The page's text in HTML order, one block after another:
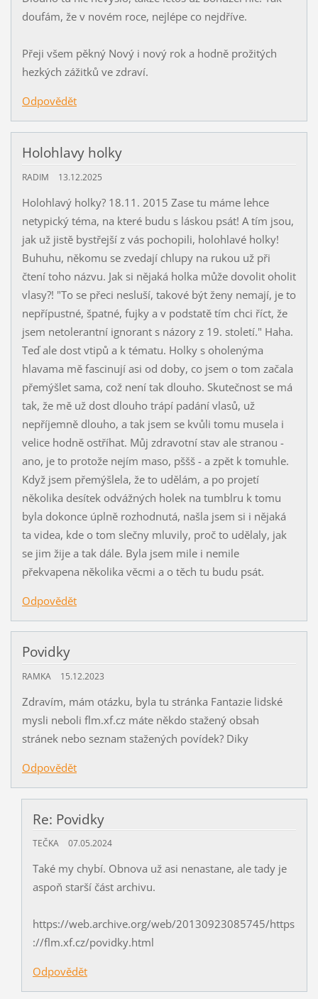
doufám, že v novém roce, nejlépe co nejdříve.
Přeji všem pěkný Nový i nový rok a hodně prožitých
hezkých zážitků ve zdraví.
Odpovědět
Holohlavy holky
RADIM 13.12.2025
Holohlavý holky? 18.11. 2015 Zase tu máme lehce
netypický téma, na které budu s láskou psát! A tím jsou,
jak už jistě bystřejší z vás pochopili, holohlavé holky!
Buhuhu, někomu se zvedají chlupy na rukou už při
čtení toho názvu. Jak si nějaká holka může dovolit oholit
vlasy?! "To se přeci nesluší, takové být ženy nemají, je to
nepřípustné, špatné, fujky a v podstatě tím chci říct, že
jsem netolerantní ignorant s názory z 19. století." Haha.
Teď ale dost vtipů a k tématu. Holky s oholenýma
hlavama mě fascinují asi od doby, co jsem o tom začala
přemýšlet sama, což není tak dlouho. Skutečnost se má
tak, že mě už dost dlouho trápí padání vlasů, už
nepříjemně dlouho, a tak jsem se kvůli tomu musela i
velice hodně ostříhat. Můj zdravotní stav ale stranou -
ano, je to protože nejím maso, pššš - a zpět k tomuhle.
Když jsem přemýšlela, že to udělám, a po projetí
několika desítek odvážných holek na tumblru k tomu
byla dokonce úplně rozhodnutá, našla jsem si i nějaká
ta videa, kde o tom slečny mluvily, proč to udělaly, jak
se jim žije a tak dále. Byla jsem mile i nemile
překvapena několika věcmi a o těch tu budu psát.
Odpovědět
Povidky
RAMKA 15.12.2023
Zdravím, mám otázku, byla tu stránka Fantazie lidské
mysli neboli flm.xf.cz máte někdo stažený obsah
stránek nebo seznam stažených povídek? Diky
Odpovědět
Re: Povidky
TEČKA 07.05.2024
Také my chybí. Obnova už asi nenastane, ale tady je
aspoň starší část archivu.
https://web.archive.org/web/20130923085745/https
://flm.xf.cz/povidky.html
Odpovědět